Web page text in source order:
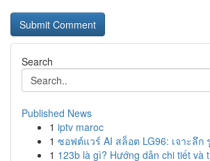
Search
Published News
1 iptv maroc
1 ซอฟต์แวร์ AI สล็อต LG96: เจาะลึก
1 123b là gì? Hướng dẫn chi tiết và